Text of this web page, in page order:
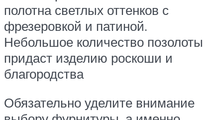
полотна светлых оттенков с
фрезеровкой и патиной.
Небольшое количество позолоты
придаст изделию роскоши и
благородства
Обязательно уделите внимание